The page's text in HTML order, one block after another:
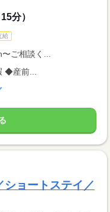
分）
給
ご相談く...
産前...
ショートステイ／